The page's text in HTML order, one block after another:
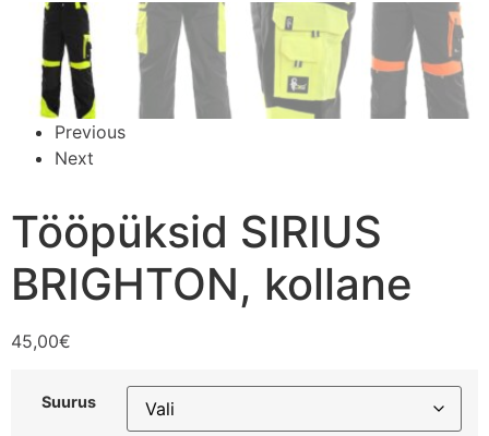
Previous
Next
Tööpüksid SIRIUS
BRIGHTON, kollane
45,00€
Suurus